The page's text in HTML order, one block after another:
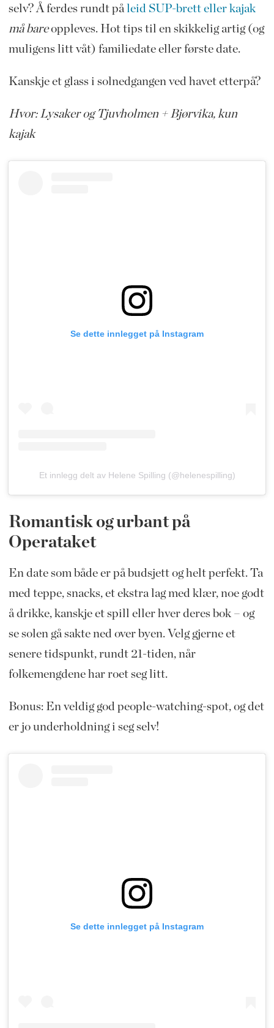
selv? Å ferdes rundt på leid SUP-brett eller kajak
må bareoppleves. Hot tips til en skikkelig artig (og
muligens litt våt) familiedate eller første date.
Kanskje et glass i solnedgangen ved havet etterpå?
Hvor: Lysaker og Tjuvholmen + Bjørvika, kun
kajak
Se dette innlegget på Instagram
Et innlegg delt av Helene Spilling (@helenespilling)
Romantisk og urbant på
Operataket
En date som både er på budsjett og helt perfekt. Ta
med teppe, snacks, et ekstra lag med klær, noe godt
å drikke, kanskje et spill eller hver deres bok – og
se solen gå sakte ned over byen. Velg gjerne et
senere tidspunkt, rundt 21-tiden, når
folkemengdene har roet seg litt.
Bonus: En veldig god people-watching-spot, og det
er jo underholdning i seg selv!
Se dette innlegget på Instagram